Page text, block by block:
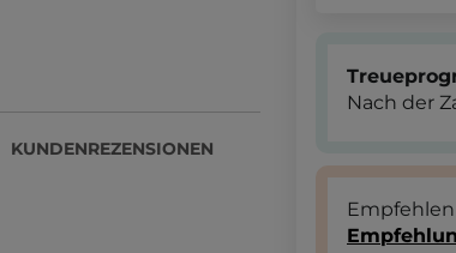
KUNDENREZENSIONEN
Nach der